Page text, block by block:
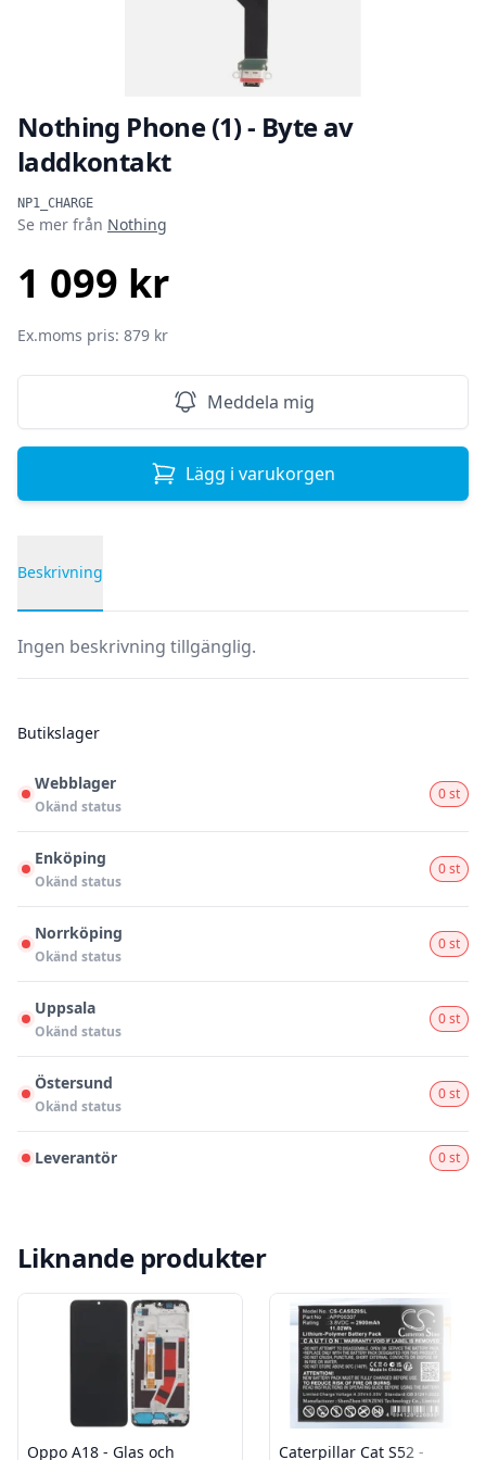
Nothing Phone (1) - Byte av
laddkontakt
NP1_CHARGE
Produktinformation
Se mer från Nothing
1 099 kr
Ex.moms pris: 879 kr
Meddela mig
Lägg i varukorgen
Beskrivning
Ingen beskrivning tillgänglig.
Butikslager
Webblager
Okänd status
0 st
Enköping
Okänd status
0 st
Norrköping
Okänd status
0 st
Uppsala
Okänd status
0 st
Östersund
Okänd status
0 st
Leverantör 0 st
Liknande produkter
Oppo A18 - Glas och Caterpillar Cat S52 -